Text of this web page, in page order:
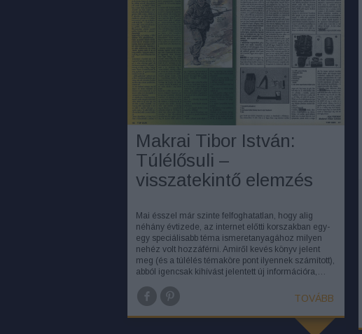
Makrai Tibor István:
Túlélősuli –
visszatekintő elemzés
Mai ésszel már szinte felfoghatatlan, hogy alig
néhány évtizede, az internet előtti korszakban egy-
egy speciálisabb téma ismeretanyagához milyen
nehéz volt hozzáférni. Amiről kevés könyv jelent
meg (és a túlélés témaköre pont ilyennek számított),
abból igencsak kihívást jelentett új információra,…
TOVÁBB